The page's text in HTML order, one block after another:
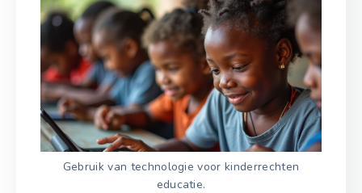
Gebruik van technologie voor kinderrechten
educatie.